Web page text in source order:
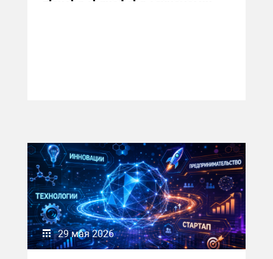
29 мая 2026